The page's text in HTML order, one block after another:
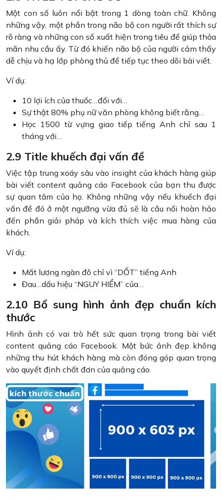
Một con số luôn nổi bật trong 1 dòng toàn chữ. Không
những vậy, một phần trong não bộ con người rất thích sự
rõ ràng và những con số xuất hiện trong tiêu đề giúp thỏa
mãn nhu cầu ấy. Từ đó khiến não bộ của người cảm thấy
dễ chịu và hạ lớp phòng thủ để tiếp tục theo dõi bài viết.
Ví dụ:
10 lợi ích của thuốc…đối với…
Sự thật 80% phụ nữ văn phòng không biết rằng…
Học 1500 từ vựng giao tiếp tiếng Anh chỉ sau 1
tháng với…
2.9 Title khuếch đại vấn đề
Việc tập trung xoáy sâu vào insight của khách hàng giúp
bài viết content quảng cáo Facebook của bạn thu được
sự quan tâm của họ. Không những vậy nếu khuếch đại
vấn đề đó ở một ngưỡng vừa đủ sẽ là cầu nối hoàn hảo
đến phần giải pháp và kích thích việc mua hàng của
khách.
Ví dụ:
Mất lương ngàn đô chỉ vì “DỐT” tiếng Anh
Đau…dấu hiệu “NGUY HIỂM” của…
2.10 Bổ sung hình ảnh đẹp chuẩn kích
thước
Hình ảnh có vai trò hết sức quan trọng trong bài viết
content quảng cáo Facebook. Một bức ảnh đẹp không
những thu hút khách hàng mà còn đóng góp quan trọng
vào quyết định chốt đơn của quảng cáo.